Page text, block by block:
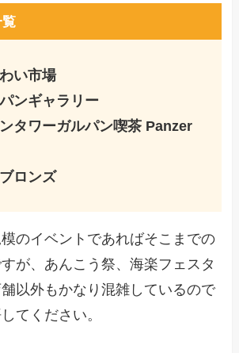
い市場
ンギャラリー
タワーガルパン喫茶 Panzer
ロンズ
のイベントであればそこまでの
が、あんこう祭、海楽フェスタ
以外もかなり混雑しているので
てください。